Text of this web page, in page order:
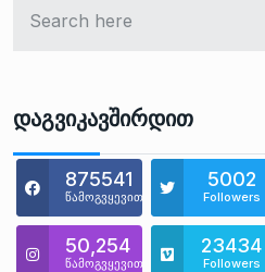
Დაგვიკავშირდით
875541
წამოგვყევით
5002
Followers
50,254
წამოგვყევით
23434
Followers